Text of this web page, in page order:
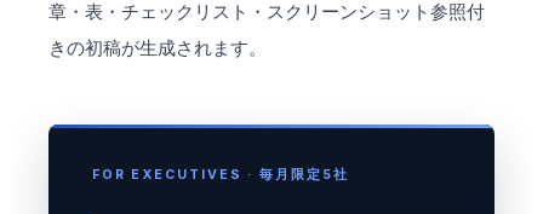
章・表・チェックリスト・スクリーンショット参照付
きの初稿が生成されます。
FOR EXECUTIVES · 毎月限定5社